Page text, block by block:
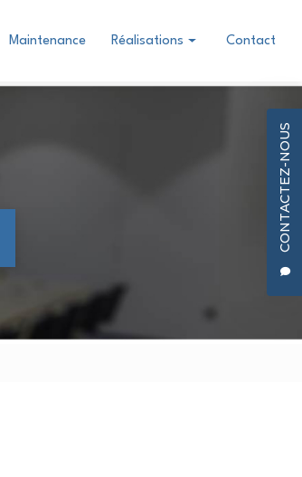
CONTACTEZ-NOUS
Maintenance Réalisations Contact